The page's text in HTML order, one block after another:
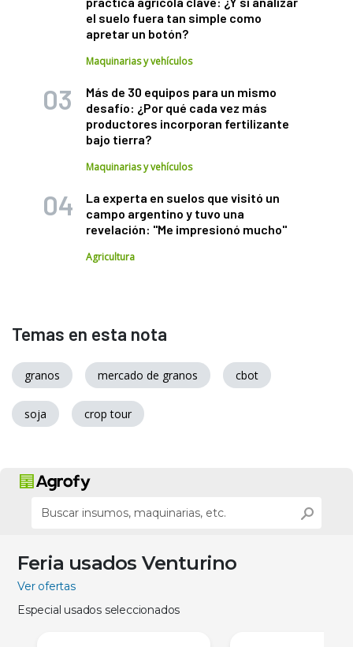
el suelo fuera tan simple como
apretar un botón?
Maquinarias y vehículos
Más de 30 equipos para un mismo
desafío: ¿Por qué cada vez más
productores incorporan fertilizante
bajo tierra?
Maquinarias y vehículos
La experta en suelos que visitó un
campo argentino y tuvo una
revelación: "Me impresionó mucho"
Agricultura
Temas en esta nota
granos mercado de granos cbot
soja crop tour
Feria usados Venturino
Ver ofertas
Especial usados seleccionados